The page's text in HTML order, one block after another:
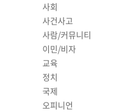
사회
사건사고
사람/커뮤니티
이민/비자
교육
정치
국제
오피니언